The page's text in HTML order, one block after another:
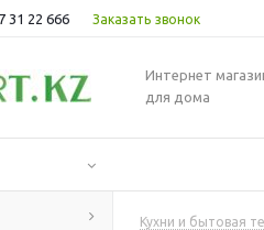
31 22 666 Заказать звонок
Интернет
для дома
Кухни и бытовая